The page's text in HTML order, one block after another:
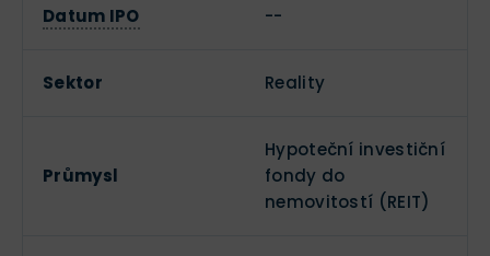
Datum IPO --
Sektor Reality
Průmysl
Hypoteční investiční
fondy do
nemovitostí (REIT)